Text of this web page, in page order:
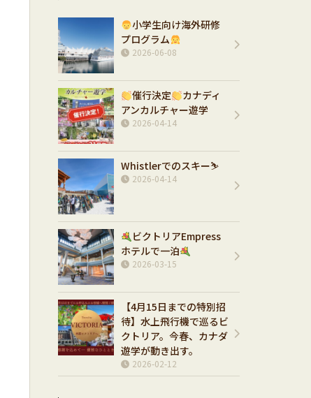
小学生向け海外研修
プログラム
2026-06-08
催行決定
カナディ
アンカルチャー遊学
2026-04-14
Whistlerでのスキー⛷️
2026-04-14
ビクトリアEmpress
ホテルで一泊
2026-03-15
【4月15日までの特別招
待】水上飛行機で巡るビ
クトリア。今春、カナダ
遊学が動き出す。
2026-02-12